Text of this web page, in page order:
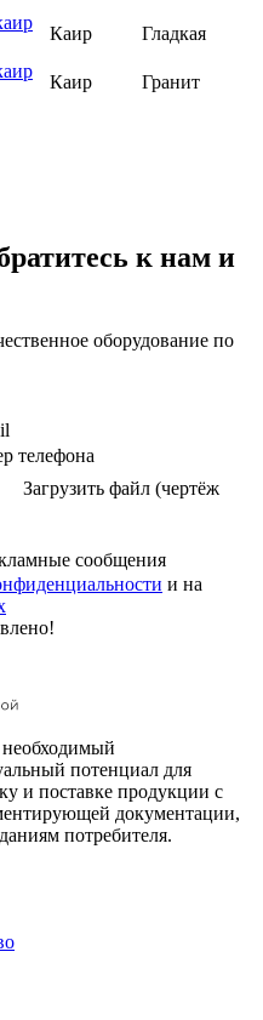
Каир
Гладкая
Каир
Гранит
к нам и
оборудование по
телефона
Загрузить файл (чертёж
сообщения
и на
потенциал для
и поставке продукции с
документации,
потребителя.